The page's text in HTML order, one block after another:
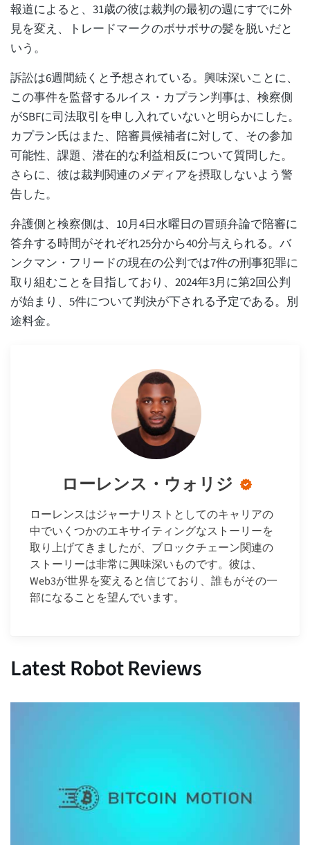
報道によると、31歳の彼は裁判の最初の週にすでに外
見を変え、トレードマークのボサボサの髪を脱いだと
いう。
訴訟は6週間続くと予想されている。興味深いことに、
この事件を監督するルイス・カプラン判事は、検察側
がSBFに司法取引を申し入れていないと明らかにした。
カプラン氏はまた、陪審員候補者に対して、その参加
可能性、課題、潜在的な利益相反について質問した。
さらに、彼は裁判関連のメディアを摂取しないよう警
告した。
弁護側と検察側は、10月4日水曜日の冒頭弁論で陪審に
答弁する時間がそれぞれ25分から40分与えられる。バ
ンクマン・フリードの現在の公判では7件の刑事犯罪に
取り組むことを目指しており、2024年3月に第2回公判
が始まり、5件について判決が下される予定である。別
途料金。
ローレンス・ウォリジ
ローレンスはジャーナリストとしてのキャリアの
中でいくつかのエキサイティングなストーリーを
取り上げてきましたが、ブロックチェーン関連の
ストーリーは非常に興味深いものです。彼は、
Web3が世界を変えると信じており、誰もがその一
部になることを望んでいます。
Latest Robot Reviews